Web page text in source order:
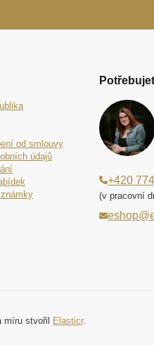
od smlouvy
údajů
+420
(v pracovní
míru stvořil
Elasticr.